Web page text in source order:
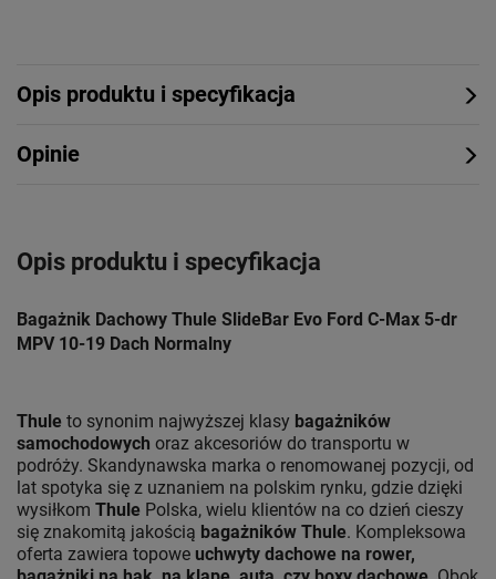
Opis produktu i specyfikacja
Opinie
Opis produktu i specyfikacja
Bagażnik Dachowy Thule SlideBar Evo Ford C-Max 5-dr
MPV 10-19 Dach Normalny
Thule to synonim najwyższej klasy bagażników
samochodowych oraz akcesoriów do transportu w
podróży. Skandynawska marka o renomowanej pozycji, od
lat spotyka się z uznaniem na polskim rynku, gdzie dzięki
wysiłkom Thule Polska, wielu klientów na co dzień cieszy
się znakomitą jakością bagażników Thule. Kompleksowa
oferta zawiera topowe uchwyty dachowe na rower,